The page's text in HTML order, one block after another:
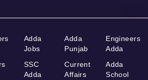
Adda
Jobs
SSC
Adda
Adda
Punjab
Current
Affairs
Engineers
Adda
Adda
School